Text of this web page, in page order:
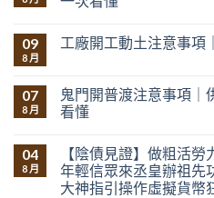
09
8 月
工廠開工動土注意事項
07
8 月
鬼門開普渡注意事項｜
看懂
04
8 月
【陰債見證】做粗活
年輕信眾來丞皇辦祖先
大神指引操作虛擬貨幣